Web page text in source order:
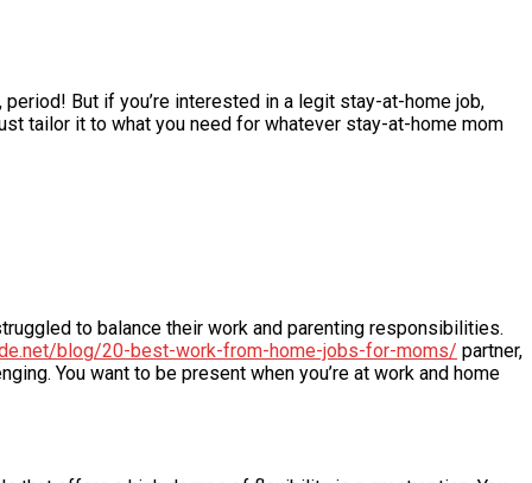
But if you’re interested in a legit stay-at-home job,
tailor it to what you need for whatever stay-at-home mom
to balance their work and parenting responsibilities.
blog/20-best-work-from-home-jobs-for-moms/ partner,
You want to be present when you’re at work and home